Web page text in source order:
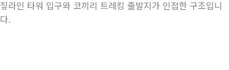
짚라인 타워 입구와 코끼리 트레킹 출발지가 인접한 구조입니
다.